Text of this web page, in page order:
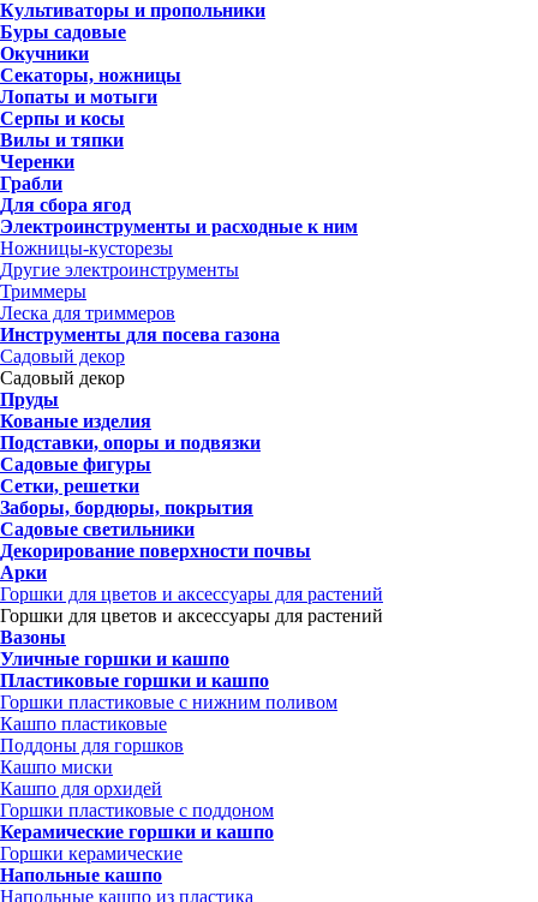
Культиваторы и пропольники
Буры садовые
Окучники
Секаторы, ножницы
Лопаты и мотыги
Серпы и косы
Вилы и тяпки
Черенки
Грабли
Для сбора ягод
Электроинструменты и расходные к ним
Ножницы-кусторезы
Другие электроинструменты
Триммеры
Леска для триммеров
Инструменты для посева газона
Садовый декор
Садовый декор
Пруды
Кованые изделия
Подставки, опоры и подвязки
Садовые фигуры
Сетки, решетки
Заборы, бордюры, покрытия
Садовые светильники
Декорирование поверхности почвы
Арки
Горшки для цветов и аксессуары для растений
Горшки для цветов и аксессуары для растений
Вазоны
Уличные горшки и кашпо
Пластиковые горшки и кашпо
Горшки пластиковые с нижним поливом
Кашпо пластиковые
Поддоны для горшков
Кашпо миски
Кашпо для орхидей
Горшки пластиковые с поддоном
Керамические горшки и кашпо
Горшки керамические
Напольные кашпо
Напольные кашпо из пластика